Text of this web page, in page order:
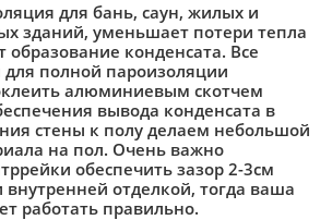
для бань, саун, жилых и
зданий, уменьшает потери тепла
образование конденсата. Все
полной пароизоляции
алюминиевым скотчем
вывода конденсата в
стены к полу делаем небольшой
на пол. Очень важно
обеспечить зазор 2-3см
отделкой, тогда ваша
работать правильно.